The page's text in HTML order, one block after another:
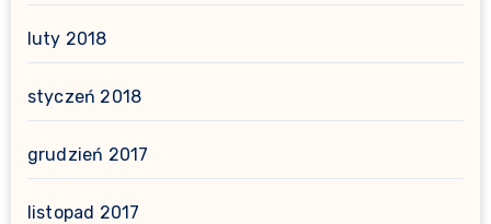
luty 2018
styczeń 2018
grudzień 2017
listopad 2017